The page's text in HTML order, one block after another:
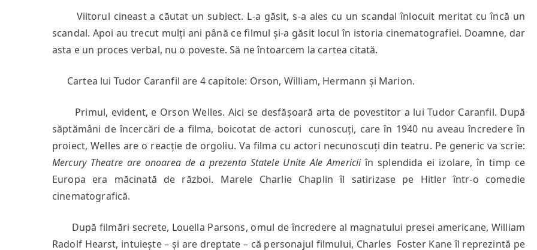
Viitorul cineast a căutat un subiect. L-a găsit, s-a ales cu un scandal înlocuit meritat cu încă un
scandal. Apoi au trecut mulți ani până ce filmul și-a găsit locul în istoria cinematografiei. Doamne, dar
asta e un proces verbal, nu o poveste. Să ne întoarcem la cartea citată.
Cartea lui Tudor Caranfil are 4 capitole: Orson, William, Hermann și Marion.
Primul, evident, e Orson Welles. Aici se desfășoară arta de povestitor a lui Tudor Caranfil. După
săptămâni de încercări de a filma, boicotat de actori cunoscuți, care în 1940 nu aveau încredere în
proiect, Welles are o reacție de orgoliu. Va filma cu actori necunoscuți din teatru. Pe generic va scrie:
Mercury Theatre are onoarea de a prezenta Statele Unite Ale Americiiîn splendida ei izolare, în timp ce
Europa era măcinată de război. Marele Charlie Chaplin îl satirizase pe Hitler într-o comedie
cinematografică.
După filmări secrete, Louella Parsons, omul de încredere al magnatului presei americane, William
Radolf Hearst, intuiește – și are dreptate – că personajul filmului, Charles Foster Kane îl reprezintă pe